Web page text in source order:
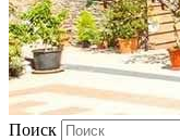
Поиск